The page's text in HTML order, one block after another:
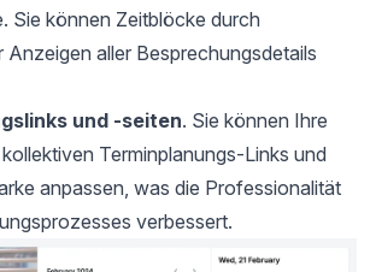
Sie können Zeitblöcke durch
Anzeigen aller Besprechungsdetails
und -seiten. Sie können Ihre
Terminplanungs-Links und
anpassen, was die Professionalität
verbessert.